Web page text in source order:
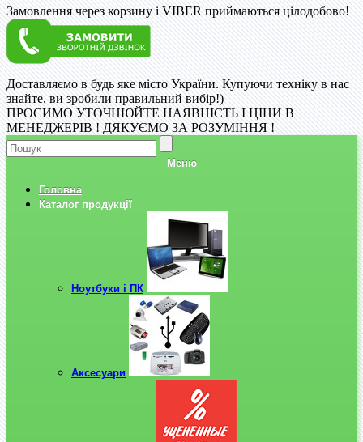
Замовлення через корзину і VIBER приймаються цілодобово!
Доставляємо в будь яке місто України. Купуючи техніку в нас
знайте, ви зробили правильний вибір!)
ПРОСИМО УТОЧНЮЙТЕ НАЯВНІСТЬ І ЦІНИ В
МЕНЕДЖЕРІВ ! ДЯКУЄМО ЗА РОЗУМІННЯ !
Меню
Головна
Каталог продукції
Ноутбуки і ПК
Аксесуари